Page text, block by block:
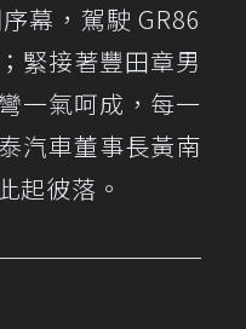
幕，駕駛 GR86
緊接著豐田章男
一氣呵成，每一
汽車董事長黃南
起彼落。